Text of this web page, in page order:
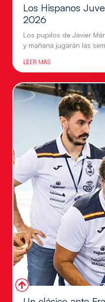
Los Hispanos
2026
Los pupilos de Javier
y mañana jugarán las
LEER MÁS